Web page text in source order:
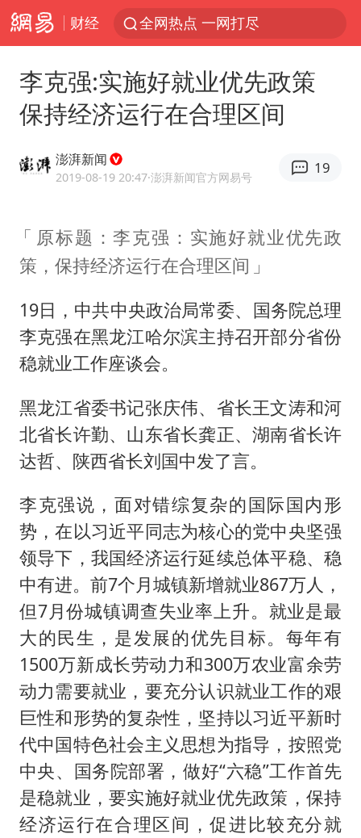
财经 全网热点 一网打尽
李克强:实施好就业优先政策
保持经济运行在合理区间
澎湃新闻
2019-08-19 20:47·澎湃新闻官方网易号
19
原标题：李克强：实施好就业优先政
策，保持经济运行在合理区间
19日，中共中央政治局常委、国务院总理
李克强在黑龙江哈尔滨主持召开部分省份
稳就业工作座谈会。
黑龙江省委书记张庆伟、省长王文涛和河
北省长许勤、山东省长龚正、湖南省长许
达哲、陕西省长刘国中发了言。
李克强说，面对错综复杂的国际国内形
势，在以习近平同志为核心的党中央坚强
领导下，我国经济运行延续总体平稳、稳
中有进。前7个月城镇新增就业867万人，
但7月份城镇调查失业率上升。就业是最
大的民生，是发展的优先目标。每年有
1500万新成长劳动力和300万农业富余劳
动力需要就业，要充分认识就业工作的艰
巨性和形势的复杂性，坚持以习近平新时
代中国特色社会主义思想为指导，按照党
中央、国务院部署，做好“六稳”工作首先
是稳就业，要实施好就业优先政策，保持
经济运行在合理区间，促进比较充分就